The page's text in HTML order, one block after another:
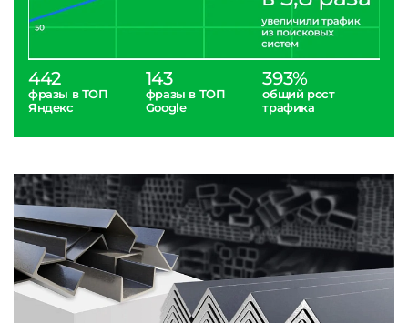
442
фразы в ТОП
Яндекс
143
фразы в ТОП
Google
393%
общий рост
трафика